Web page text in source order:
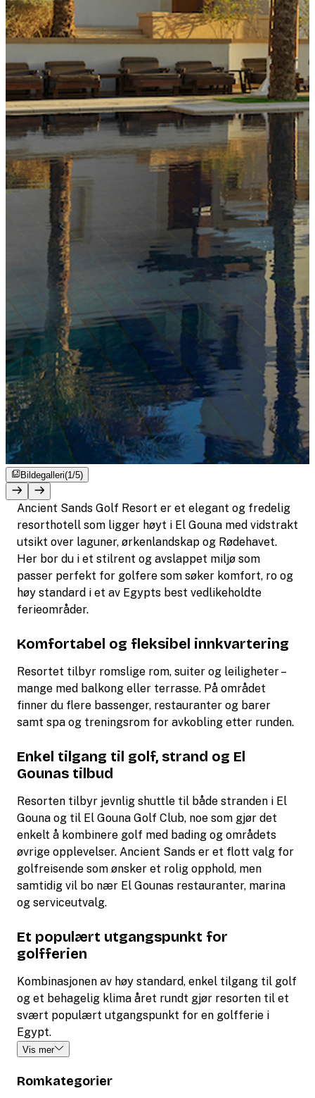
Bildegalleri(1/5)
Ancient Sands Golf Resort er et elegant og fredelig
resorthotell som ligger høyt i El Gouna med vidstrakt
utsikt over laguner, ørkenlandskap og Rødehavet.
Her bor du i et stilrent og avslappet miljø som
passer perfekt for golfere som søker komfort, ro og
høy standard i et av Egypts best vedlikeholdte
ferieområder.
Komfortabel og fleksibel innkvartering
Resortet tilbyr romslige rom, suiter og leiligheter –
mange med balkong eller terrasse. På området
finner du flere bassenger, restauranter og barer
samt spa og treningsrom for avkobling etter runden.
Enkel tilgang til golf, strand og El
Gounas tilbud
Resorten tilbyr jevnlig shuttle til både stranden i El
Gouna og til El Gouna Golf Club, noe som gjør det
enkelt å kombinere golf med bading og områdets
øvrige opplevelser. Ancient Sands er et flott valg for
golfreisende som ønsker et rolig opphold, men
samtidig vil bo nær El Gounas restauranter, marina
og serviceutvalg.
Et populært utgangspunkt for
golfferien
Kombinasjonen av høy standard, enkel tilgang til golf
og et behagelig klima året rundt gjør resorten til et
svært populært utgangspunkt for en golfferie i
Egypt.
Vis mer
Romkategorier